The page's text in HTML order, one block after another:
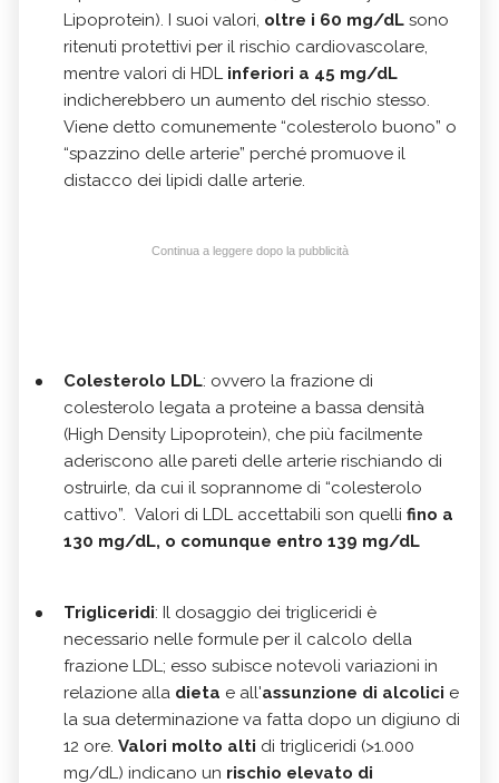
Lipoprotein). I suoi valori, oltre i 60 mg/dL sono
ritenuti protettivi per il rischio cardiovascolare,
mentre valori di HDL inferiori a 45 mg/dL
indicherebbero un aumento del rischio stesso.
Viene detto comunemente “colesterolo buono” o
“spazzino delle arterie” perché promuove il
distacco dei lipidi dalle arterie.
Continua a leggere dopo la pubblicità
Colesterolo LDL: ovvero la frazione di
colesterolo legata a proteine a bassa densità
(High Density Lipoprotein), che più facilmente
aderiscono alle pareti delle arterie rischiando di
ostruirle, da cui il soprannome di “colesterolo
cattivo”. Valori di LDL accettabili son quelli fino a
130 mg/dL, o comunque entro 139 mg/dL
Trigliceridi: Il dosaggio dei trigliceridi è
necessario nelle formule per il calcolo della
frazione LDL; esso subisce notevoli variazioni in
relazione alla dieta e all'assunzione di alcolici e
la sua determinazione va fatta dopo un digiuno di
12 ore. Valori molto alti di trigliceridi (>1.000
mg/dL) indicano un rischio elevato di